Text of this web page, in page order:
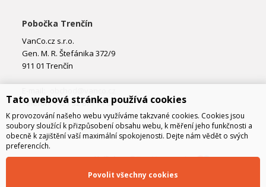
Pobočka Trenčín
VanCo.cz s.r.o.
Gen. M. R. Štefánika 372/9
911 01 Trenčín
Telefon: +421 32 877 74 02
Tato webová stránka používá cookies
K provozování našeho webu využíváme takzvané cookies. Cookies jsou
soubory sloužící k přizpůsobení obsahu webu, k měření jeho funkčnosti a
obecně k zajištění vaší maximální spokojenosti. Dejte nám vědět o svých
preferencích.
Povolit všechny cookies